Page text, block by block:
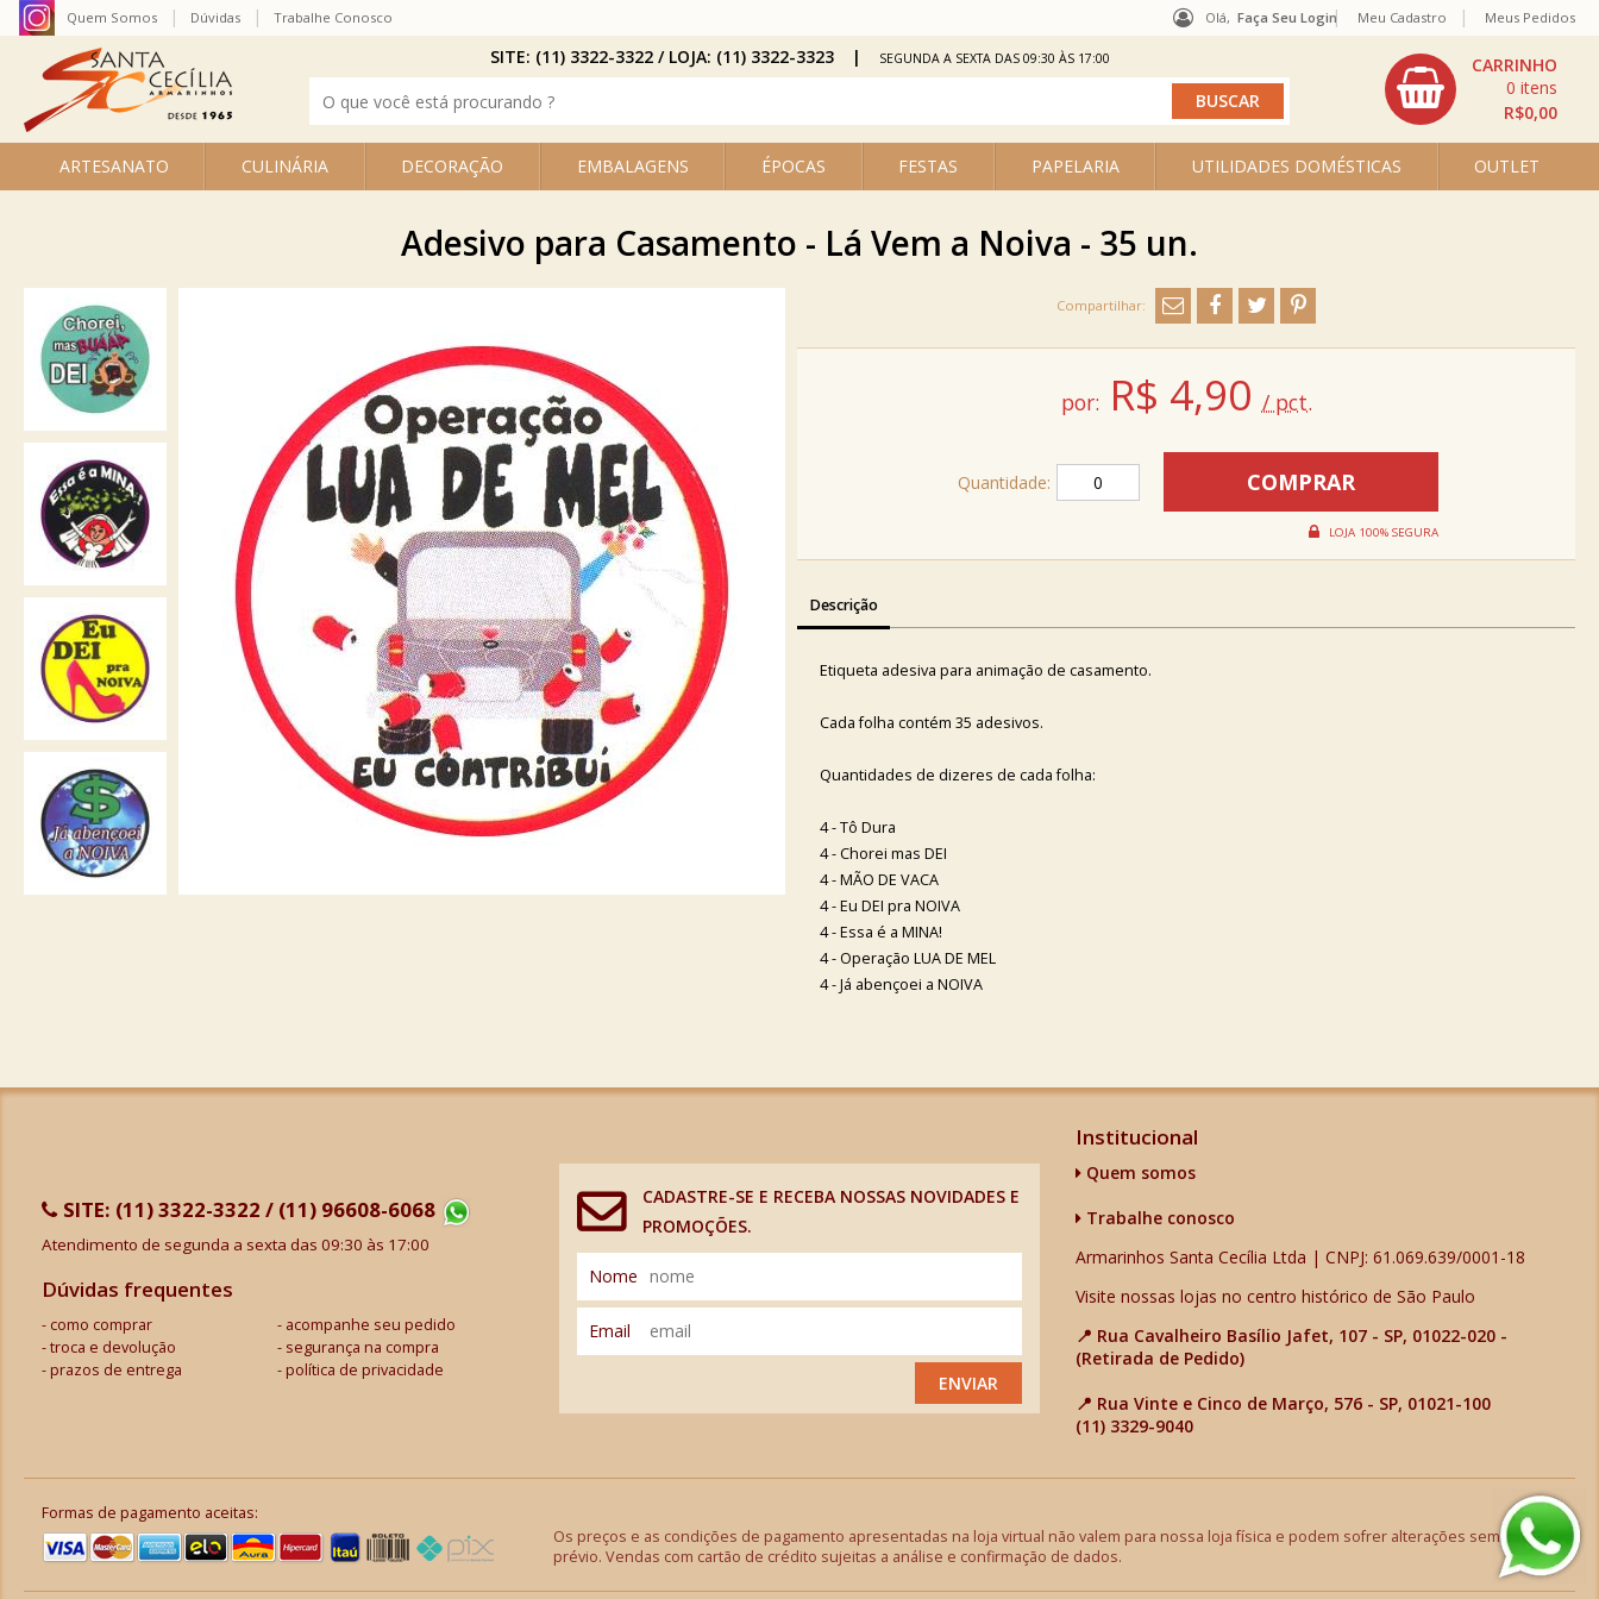
Olá, Faça Seu Login
ARTESANATO CULINÁRIA DECORAÇÃO EMBALAGENS ÉPOCAS FESTAS PAPELARIA UTILIDADES DOMÉSTICAS OUTLET
R$0,00
0
Quem Somos Dúvidas Trabalhe Conosco Meu Cadastro Meus Pedidos
SITE: (11) 3322-3322 / LOJA: (11) 3322-3323 SEGUNDA A SEXTA DAS 09:30 ÀS 17:00
Adesivo para Casamento - Lá Vem a Noiva - 35 un.
por: R$ 4,90 / pct.
Quantidade:
Descrição
Etiqueta adesiva para animação de casamento.
Cada folha contém 35 adesivos.
Quantidades de dizeres de cada folha:
4 - Tô Dura
4 - Chorei mas DEI
4 - MÃO DE VACA
4 - Eu DEI pra NOIVA
4 - Essa é a MINA!
4 - Operação LUA DE MEL
4 - Já abençoei a NOIVA
SITE: (11) 3322-3322 / (11) 96608-6068
Atendimento de segunda a sexta das 09:30 às 17:00
Dúvidas frequentes
como comprar
acompanhe seu pedido
troca e devolução
segurança na compra
prazos de entrega
política de privacidade
CADASTRE-SE E RECEBA NOSSAS NOVIDADES E
PROMOÇÕES.
Nome
Email
ENVIAR
Institucional
Quem somos
Trabalhe conosco
Armarinhos Santa Cecília Ltda | CNPJ: 61.069.639/0001-18
Visite nossas lojas no centro histórico de São Paulo
📍 Rua Cavalheiro Basílio Jafet, 107 - SP, 01022-020 -
(Retirada de Pedido)
📍 Rua Vinte e Cinco de Março, 576 - SP, 01021-100
(11) 3329-9040
Formas de pagamento aceitas:
Os preços e as condições de pagamento apresentadas na loja virtual não valem para nossa loja física e podem sofrer alterações sem aviso
prévio. Vendas com cartão de crédito sujeitas a análise e confirmação de dados.